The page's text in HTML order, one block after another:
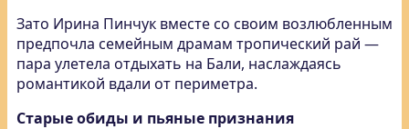
Зато Ирина Пинчук вместе со своим возлюбленным
предпочла семейным драмам тропический рай —
пара улетела отдыхать на Бали, наслаждаясь
романтикой вдали от периметра.
Старые обиды и пьяные признания